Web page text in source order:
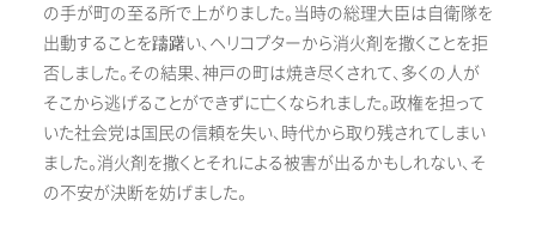
の手が町の至る所で上がりました。当時の総理大臣は自衛隊を
出動することを躊躇い、ヘリコプターから消火剤を撒くことを拒
否しました。その結果、神戸の町は焼き尽くされて、多くの人が
そこから逃げることができずに亡くなられました。政権を担って
いた社会党は国民の信頼を失い、時代から取り残されてしまい
ました。消火剤を撒くとそれによる被害が出るかもしれない、そ
の不安が決断を妨げました。